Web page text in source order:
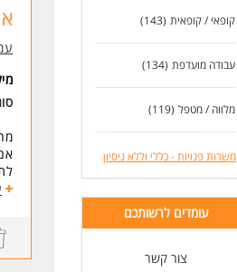
קופאי / קופאית (143)
עבודה מועדפת (134)
מלווה / מטפל (119)
משרות פנויות - כללי וללא ניסיון
עומדים לרשותכם
צור קשר
-